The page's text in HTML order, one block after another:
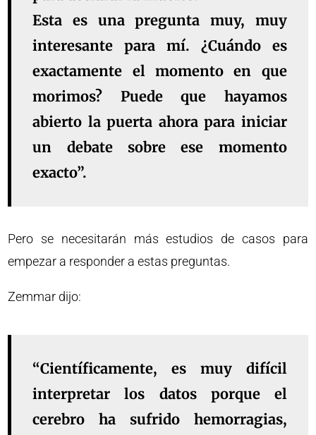
Esta es una pregunta muy, muy
interesante para mí. ¿Cuándo es
exactamente el momento en que
morimos? Puede que hayamos
abierto la puerta ahora para iniciar
un debate sobre ese momento
exacto”.
Pero se necesitarán más estudios de casos para
empezar a responder a estas preguntas.
Zemmar dijo:
“Científicamente, es muy difícil
interpretar los datos porque el
cerebro ha sufrido hemorragias,